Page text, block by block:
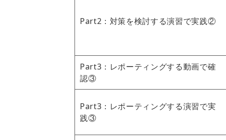
Part2：対策を検討する演習で実践②
Part3：レポーティングする動画で確
認③
Part3：レポーティングする演習で実
践③